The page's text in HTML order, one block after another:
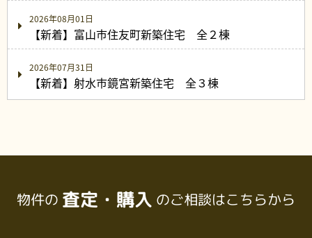
2026年08月01日
【新着】富山市住友町新築住宅 全２棟
2026年07月31日
【新着】射水市鏡宮新築住宅 全３棟
物件の 査定・購入 のご相談はこちらから